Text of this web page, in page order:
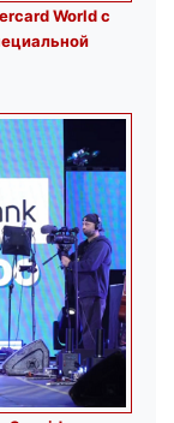
World с